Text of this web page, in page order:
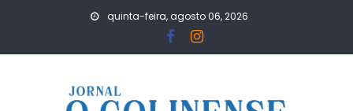
quinta-feira, agosto 06, 2026